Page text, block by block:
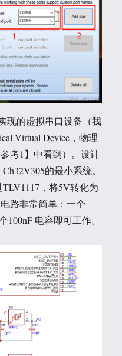
现的虚拟串口设备（我
Virtual Device，物理
考1】中看到）。设计
的最小系统。
，将5V转化为
路非常简单：一个
100nF 电容即可工作。